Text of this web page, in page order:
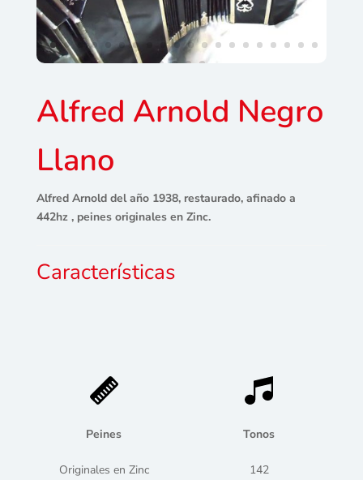
Alfred Arnold Negro
Llano
Alfred Arnold del año 1938, restaurado, afinado a
442hz , peines originales en Zinc.
Características
Peines
Originales en Zinc
Tonos
142